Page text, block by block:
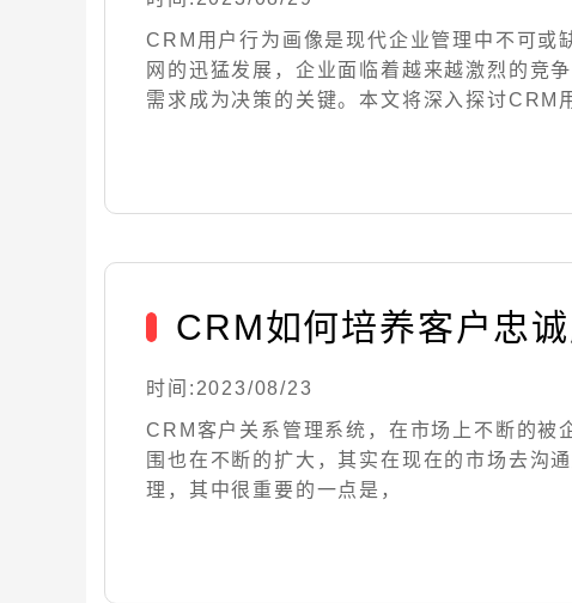
CRM用户行为画像是现代企业管理中不可或
网的迅猛发展，企业面临着越来越激烈的竞
需求成为决策的关键。本文将深入探讨CRM
CRM如何培养客户忠
时间:2023/08/23
CRM客户关系管理系统，在市场上不断的被
围也在不断的扩大，其实在现在的市场去沟
理，其中很重要的一点是，